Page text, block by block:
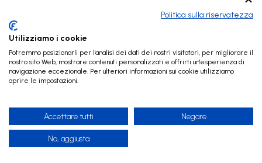
Aggiungi al carrello
Digiflow 5000v contalitri
allarme litri con disco a led
Politica sulla riservatezza
Utilizziamo i cookie
Potremmo posizionarli per l'analisi dei dati dei nostri visitatori, per migliorare il
nostro sito Web, mostrare contenuti personalizzati e offrirti un'esperienza di
navigazione eccezionale. Per ulteriori informazioni sui cookie utilizziamo
aprire le impostazioni.
Accettare tutti Negare
No, aggiusta